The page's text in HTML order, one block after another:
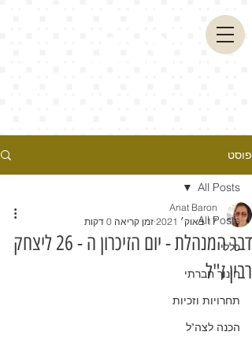
פוסט
All Posts
כללי
חינוך חברתי
תחרויות וזכיות
הכנה לצה"ל
All Posts
דבר המנהלת - יום הזיכרון ה - 26 ליצחק
רבין ז"ל
Anat Baron
17 באוק׳ 2021
זמן קריאה 0 דקות